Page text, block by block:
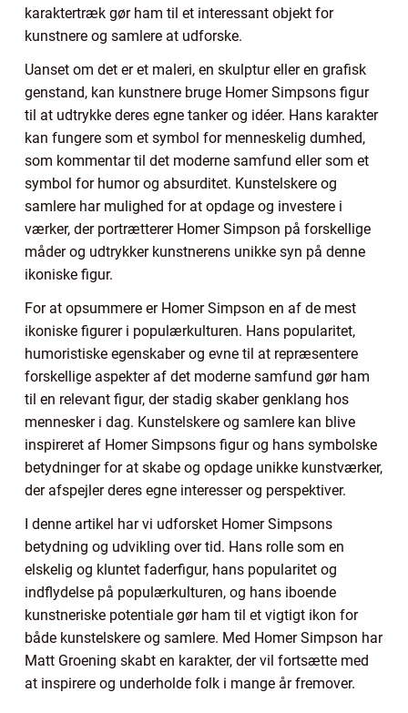
karaktertræk gør ham til et interessant objekt for
kunstnere og samlere at udforske.
Uanset om det er et maleri, en skulptur eller en grafisk
genstand, kan kunstnere bruge Homer Simpsons figur
til at udtrykke deres egne tanker og idéer. Hans karakter
kan fungere som et symbol for menneskelig dumhed,
som kommentar til det moderne samfund eller som et
symbol for humor og absurditet. Kunstelskere og
samlere har mulighed for at opdage og investere i
værker, der portrætterer Homer Simpson på forskellige
måder og udtrykker kunstnerens unikke syn på denne
ikoniske figur.
For at opsummere er Homer Simpson en af de mest
ikoniske figurer i populærkulturen. Hans popularitet,
humoristiske egenskaber og evne til at repræsentere
forskellige aspekter af det moderne samfund gør ham
til en relevant figur, der stadig skaber genklang hos
mennesker i dag. Kunstelskere og samlere kan blive
inspireret af Homer Simpsons figur og hans symbolske
betydninger for at skabe og opdage unikke kunstværker,
der afspejler deres egne interesser og perspektiver.
I denne artikel har vi udforsket Homer Simpsons
betydning og udvikling over tid. Hans rolle som en
elskelig og kluntet faderfigur, hans popularitet og
indflydelse på populærkulturen, og hans iboende
kunstneriske potentiale gør ham til et vigtigt ikon for
både kunstelskere og samlere. Med Homer Simpson har
Matt Groening skabt en karakter, der vil fortsætte med
at inspirere og underholde folk i mange år fremover.